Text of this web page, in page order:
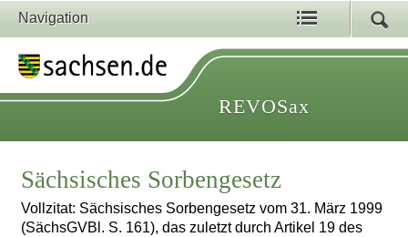
Navigation
REVOSax
Sächsisches Sorbengesetz
Vollzitat: Sächsisches Sorbengesetz vom 31. März 1999
(SächsGVBl. S. 161), das zuletzt durch Artikel 19 des